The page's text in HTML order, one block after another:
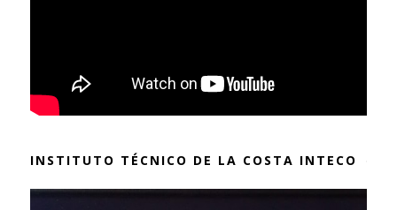
INSTITUTO TÉCNICO DE LA COSTA INTECO